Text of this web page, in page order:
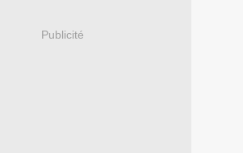
Publicité